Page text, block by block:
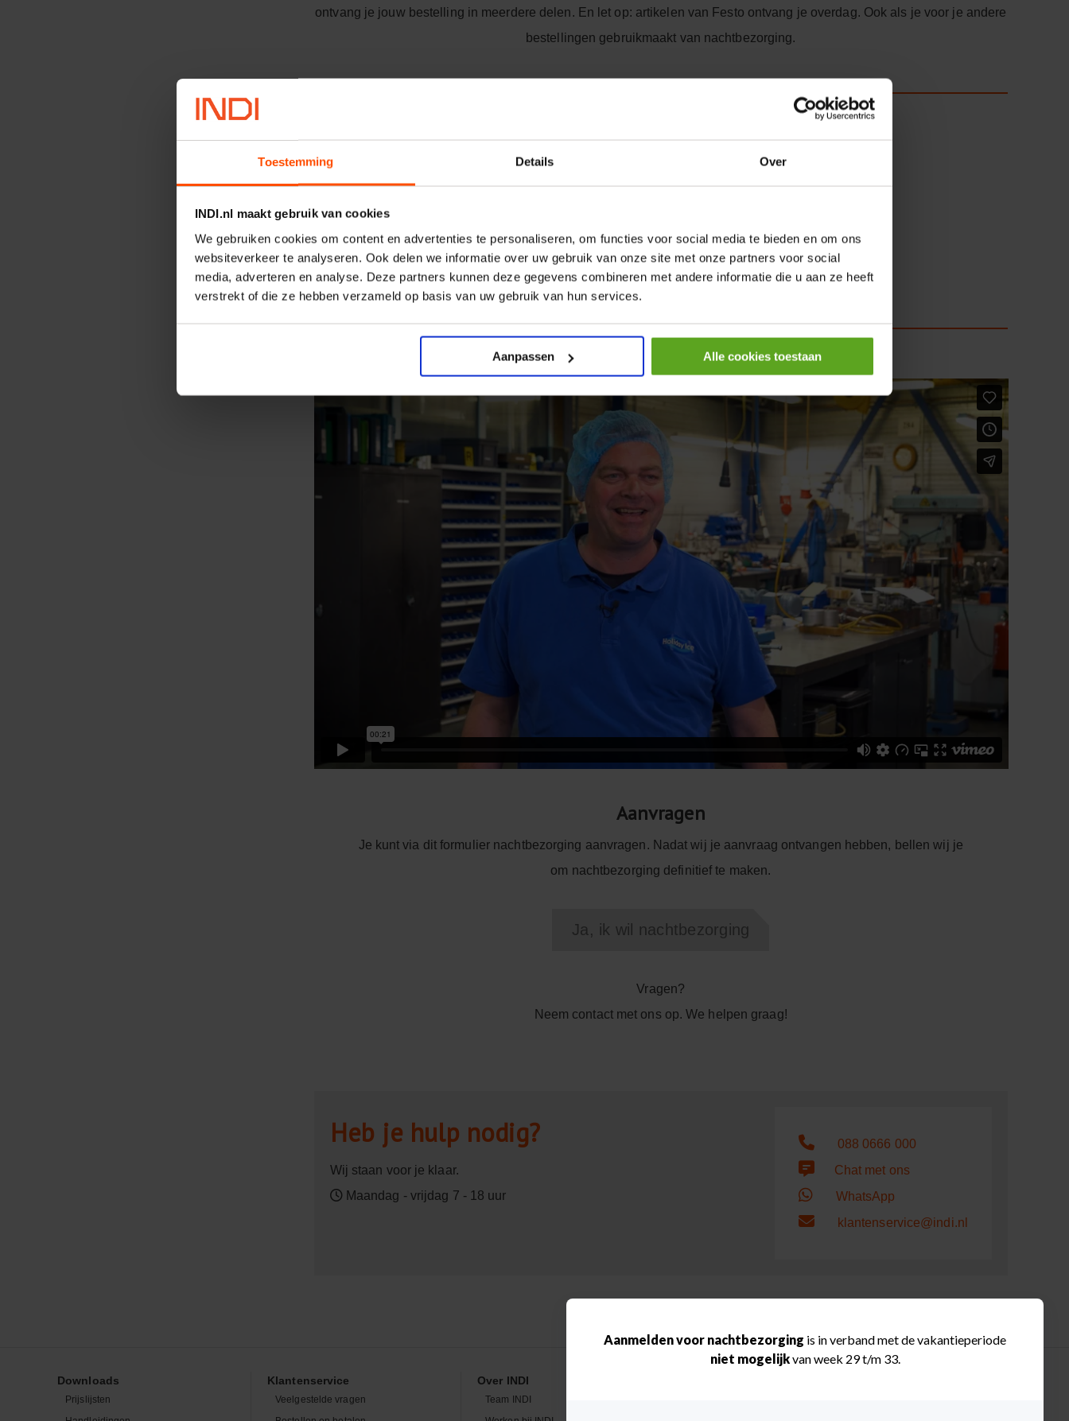
Toestemming Details Over
INDI.nl maakt gebruik van cookies
We gebruiken cookies om content en advertenties te personaliseren, om functies voor social media te bieden en om ons
websiteverkeer te analyseren. Ook delen we informatie over uw gebruik van onze site met onze partners voor social
media, adverteren en analyse. Deze partners kunnen deze gegevens combineren met andere informatie die u aan ze heeft
verstrekt of die ze hebben verzameld op basis van uw gebruik van hun services.
Aanpassen Alle cookies toestaan
ontvang je jouw bestelling in meerdere delen. En let op: artikelen van Festo ontvang je overdag. Ook als je voor je andere
bestellingen gebruikmaakt van nachtbezorging.
“Dankzij nachtbezorging kan de
buitendienst de volgende
ochtend direct weer de weg op.”
Aanvragen
Je kunt via dit formulier nachtbezorging aanvragen. Nadat wij je aanvraag ontvangen hebben, bellen wij je
om nachtbezorging definitief te maken.
Ja, ik wil nachtbezorging
Vragen?
Neem contactmet ons op. We helpen graag!
Heb je hulp nodig?
Wij staan voor je klaar.
Maandag - vrijdag 7 - 18 uur
088 0666 000
Chat met ons
WhatsApp
klantenservice@indi.nl
Downloads
Prijslijsten
Klantenservice
Veelgestelde vragen
Over INDI
Team INDI